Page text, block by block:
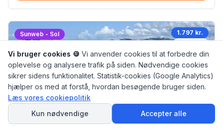
Sunweb - Sol
1.797 kr.
SPØRG
AI Rejseguiden
Vi bruger cookies 🍪 Vi anvender cookies til at forbedre din
oplevelse og analysere trafik på siden. Nødvendige cookies
sikrer sidens funktionalitet. Statistik-cookies (Google Analytics)
hjælper os med at forstå, hvordan besøgende bruger siden.
Læs vores cookiepolitik
Kun nødvendige
Accepter alle